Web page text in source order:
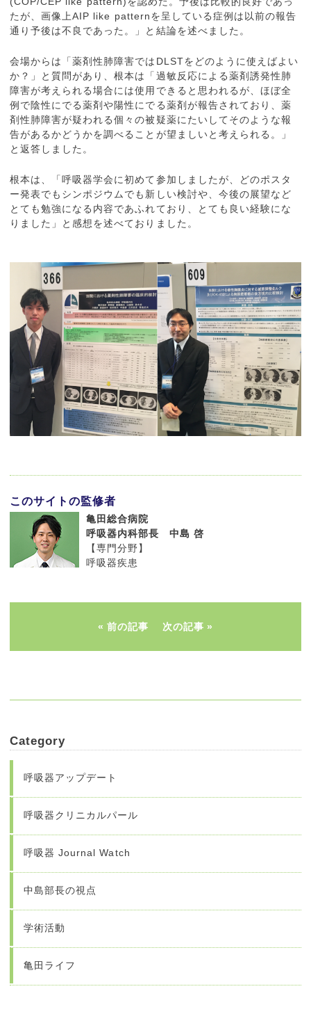
たが、画像上AIP like patternを呈している症例は以前の報告
通り予後は不良であった。」と結論を述べました。
会場からは「薬剤性肺障害ではDLSTをどのように使えばよい
か？」と質問があり、根本は「過敏反応による薬剤誘発性肺
障害が考えられる場合には使用できると思われるが、ほぼ全
例で陰性にでる薬剤や陽性にでる薬剤が報告されており、薬
剤性肺障害が疑われる個々の被疑薬にたいしてそのような報
告があるかどうかを調べることが望ましいと考えられる。」
と返答しました。
根本は、「呼吸器学会に初めて参加しましたが、どのポスタ
ー発表でもシンポジウムでも新しい検討や、今後の展望など
とても勉強になる内容であふれており、とても良い経験にな
りました」と感想を述べておりました。
このサイトの監修者
亀田総合病院
呼吸器内科部長 中島 啓
【専門分野】
呼吸器疾患
前の記事 次の記事
Category
呼吸器アップデート
呼吸器クリニカルパール
呼吸器 Journal Watch
中島部長の視点
学術活動
亀田ライフ